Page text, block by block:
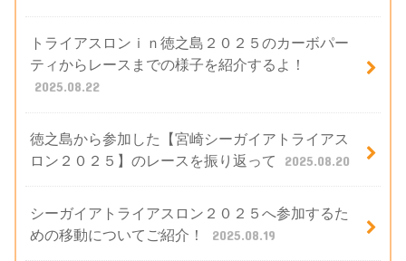
トライアスロンｉｎ徳之島２０２５のカーボパー
ティからレースまでの様子を紹介するよ！
2025.08.22
徳之島から参加した【宮崎シーガイアトライアス
ロン２０２５】のレースを振り返って
2025.08.20
シーガイアトライアスロン２０２５へ参加するた
めの移動についてご紹介！
2025.08.19